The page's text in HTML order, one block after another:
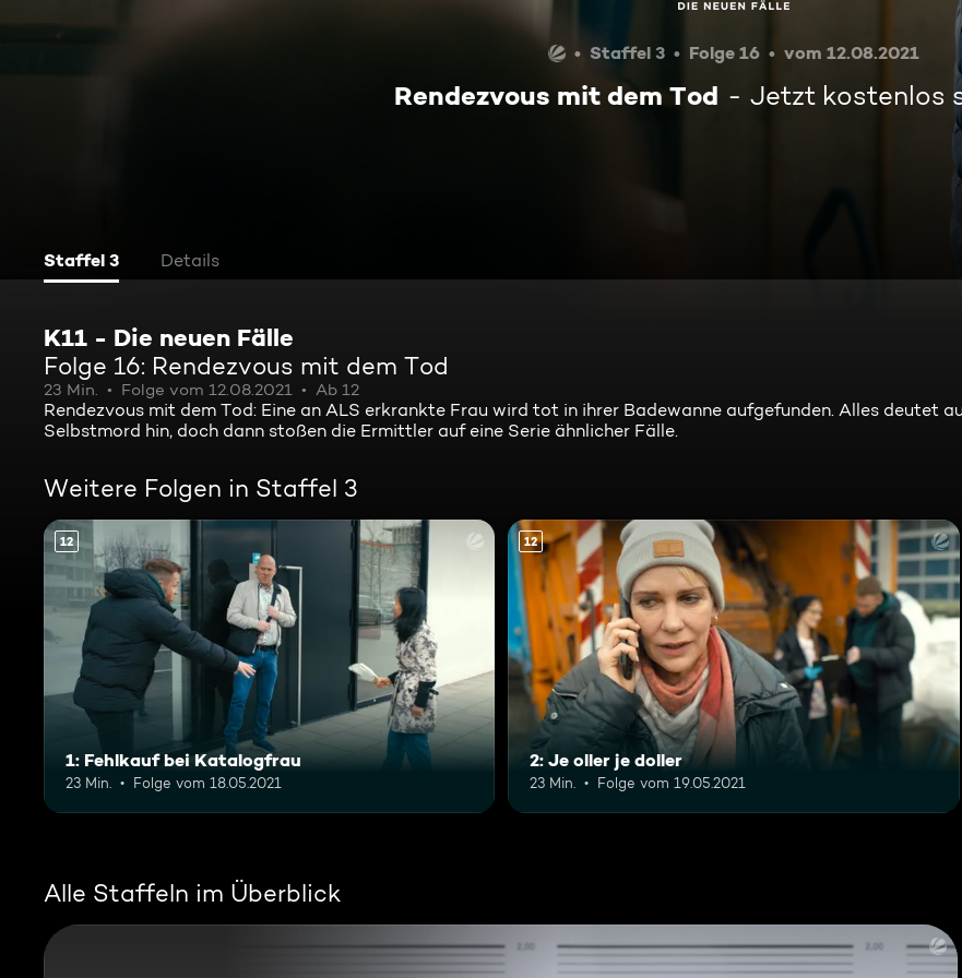
Staffel 3 Folge 16 vom 12.08.2021
Rendezvous mit dem Tod Jetzt kostenlos
Staffel 3 Details
K11 - Die neuen Fälle
Folge 16: Rendezvous mit dem Tod
23 Min. Folge vom 12.08.2021 Ab 12
Rendezvous mit dem Tod: Eine an ALS erkrankte Frau wird tot in ihrer Badewanne aufgefunden. Alles deutet
Selbstmord hin, doch dann stoßen die Ermittler auf eine Serie ähnlicher Fälle.
Weitere Folgen in Staffel 3
12
1: Fehlkauf bei Katalogfrau
23 Min. Folge vom 18.05.2021
12
2: Je oller je doller
23 Min. Folge vom 19.05.2021
Alle Staffeln im Überblick